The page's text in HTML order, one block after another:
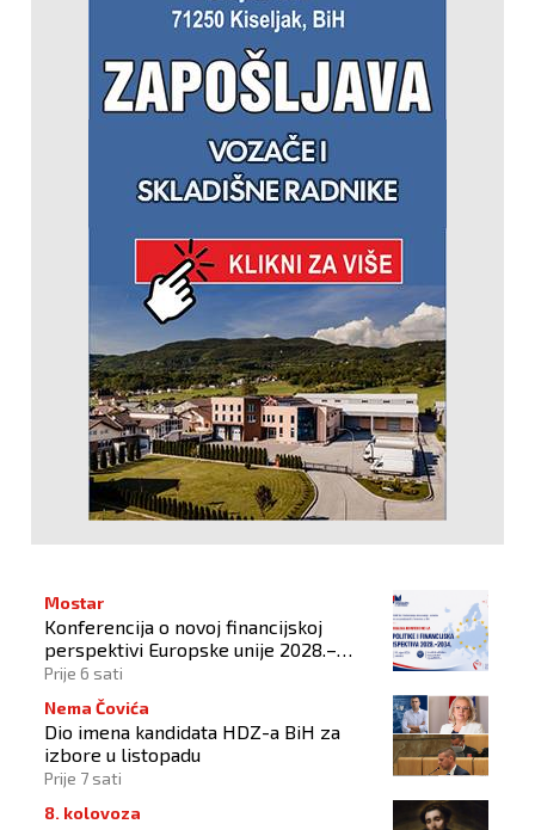
Mostar
Konferencija o novoj financijskoj
perspektivi Europske unije 2028.–
2034.
Prije 6 sati
Nema Čovića
Dio imena kandidata HDZ-a BiH za
izbore u listopadu
Prije 7 sati
8. kolovoza